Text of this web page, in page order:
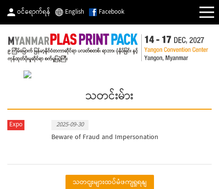
ဝင်ရောက်ရန် English Facebook
သတင်းမ်ား
Expo 2025-09-30
Beware of Fraud and Impersonation
သတငျးများထပ်မံဖကျရှုရနျ